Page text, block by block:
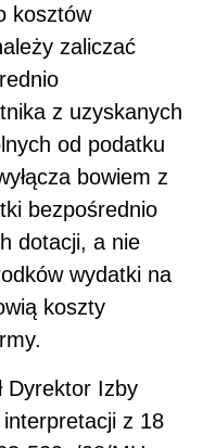
kosztów
zaliczać
z uzyskanych
od podatku
bowiem z
bezpośrednio
dotacji, a nie
wydatki na
koszty
Dyrektor Izby
z 18